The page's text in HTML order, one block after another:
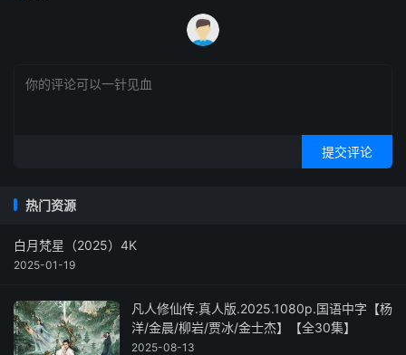
提交评论
热门资源
白月梵星（2025）4K
2025-01-19
凡人修仙传.真人版.2025.1080p.国语中字【杨
洋/金晨/柳岩/贾冰/金士杰】【全30集】
2025-08-13